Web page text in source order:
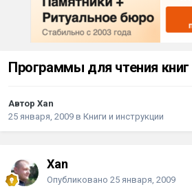
Программы для чтения книг
Автор Xan
25 января, 2009 в Книги и инструкции
Xan
Опубликовано 25 января, 2009